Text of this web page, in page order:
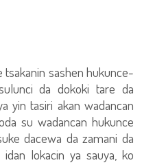
sashen hukunce-
da dokoki tare da
yin tasiri akan wadancan
su wadancan hukunce
dacewa da zamani da
lokacin ya sauya, ko